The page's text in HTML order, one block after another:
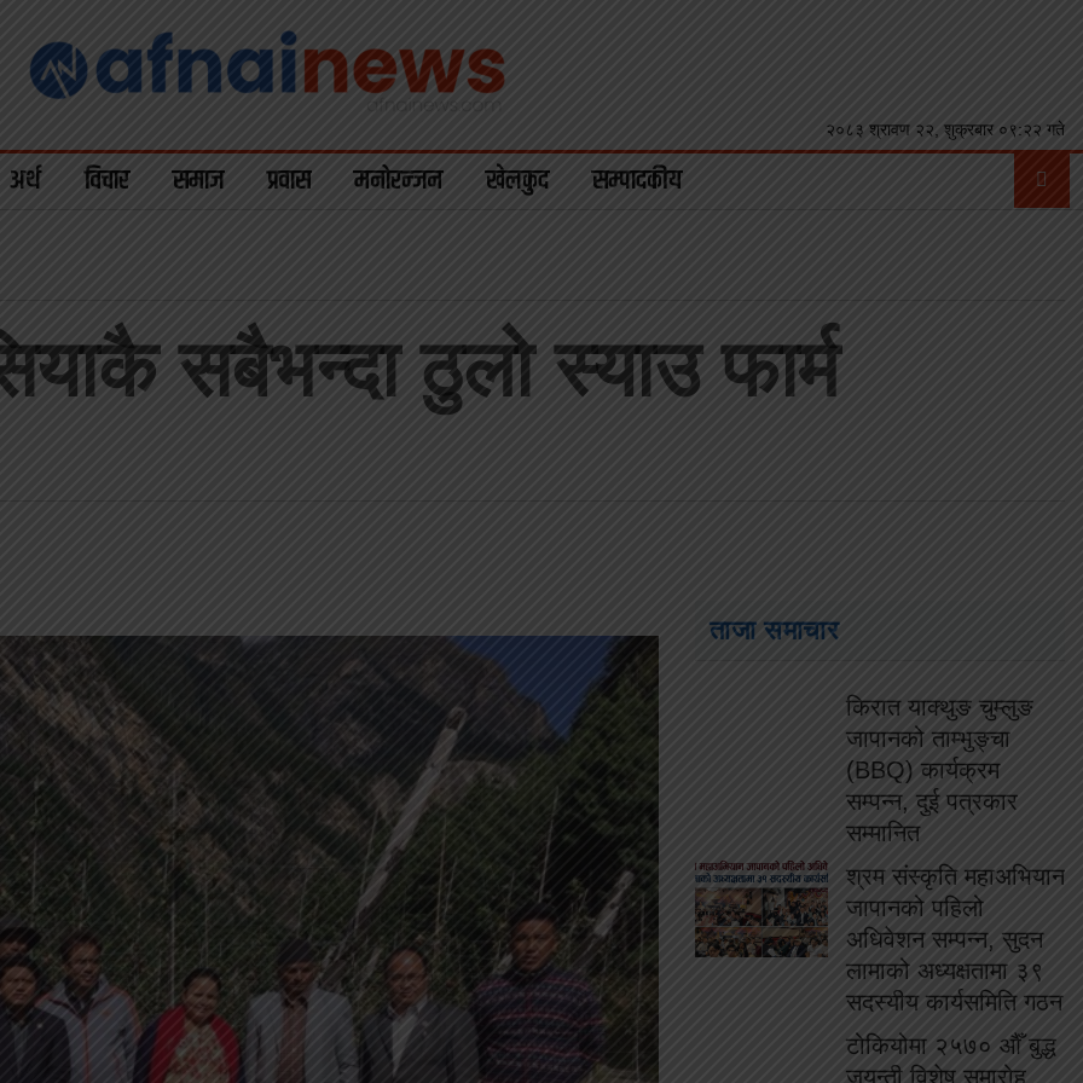
२०८३ श्रावण २२, शुक्रबार ०९:२२ गते
अर्थ विचार समाज प्रवास मनोरन्जन खेलकुद सम्पादकीय
सबैभन्दा ठुलो स्याउ फार्म
ताजा समाचार
किरात याक्थुङ चुम्लुङ
जापानको ताम्भुङ्चा
(BBQ) कार्यक्रम
सम्पन्न, दुई पत्रकार
सम्मानित
श्रम संस्कृति महाअभियान
जापानको पहिलो
अधिवेशन सम्पन्न, सुदन
लामाको अध्यक्षतामा ३९
सदस्यीय कार्यसमिति गठन
टोकियोमा २५७० औँ बुद्ध
जयन्ती विशेष समारोह